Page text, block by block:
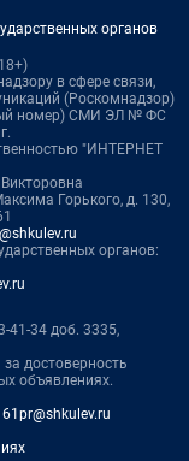
органов
в сфере связи,
(Роскомнадзор)
номер) СМИ ЭЛ № ФС
"ИНТЕРНЕТ
Горького, д. 130,
органов:
41-34 доб. 3335,
за достоверность
объявлениях.